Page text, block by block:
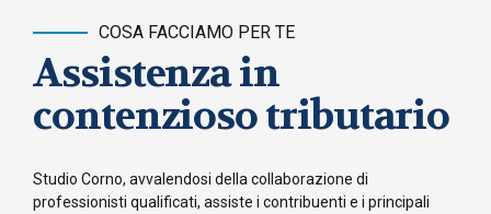
COSA FACCIAMO PER TE
Assistenza in
contenzioso tributario
Studio Corno, avvalendosi della collaborazione di
professionisti qualificati, assiste i contribuenti e i principali